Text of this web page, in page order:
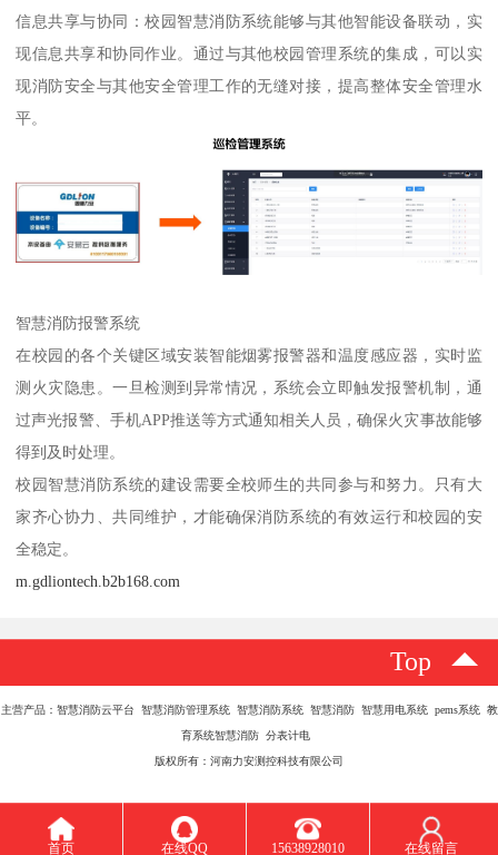
信息共享与协同：校园智慧消防系统能够与其他智能设备联动，实
现信息共享和协同作业。通过与其他校园管理系统的集成，可以实
现消防安全与其他安全管理工作的无缝对接，提高整体安全管理水
平。
智慧消防报警系统
在校园的各个关键区域安装智能烟雾报警器和温度感应器，实时监
测火灾隐患。一旦检测到异常情况，系统会立即触发报警机制，通
过声光报警、手机APP推送等方式通知相关人员，确保火灾事故能够
得到及时处理。
校园智慧消防系统的建设需要全校师生的共同参与和努力。只有大
家齐心协力、共同维护，才能确保消防系统的有效运行和校园的安
全稳定。
m.gdliontech.b2b168.com
Top
主营产品：智慧消防云平台 智慧消防管理系统 智慧消防系统 智慧消防 智慧用电系统 pems系统 教
育系统智慧消防 分表计电
版权所有：河南力安测控科技有限公司
首页 在线QQ 15638928010 在线留言